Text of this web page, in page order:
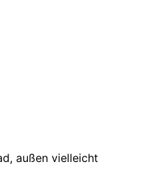
außen vielleicht